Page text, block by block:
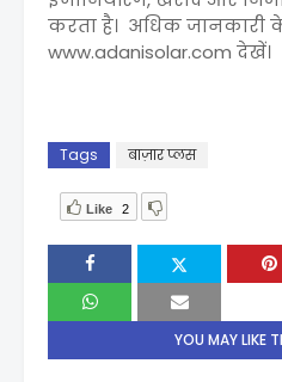
करता है। अधिक जानकारी
www.adanisolar.com देखें।
Tags बाज़ार प्लस
Like 2
YOU MAY LIKE